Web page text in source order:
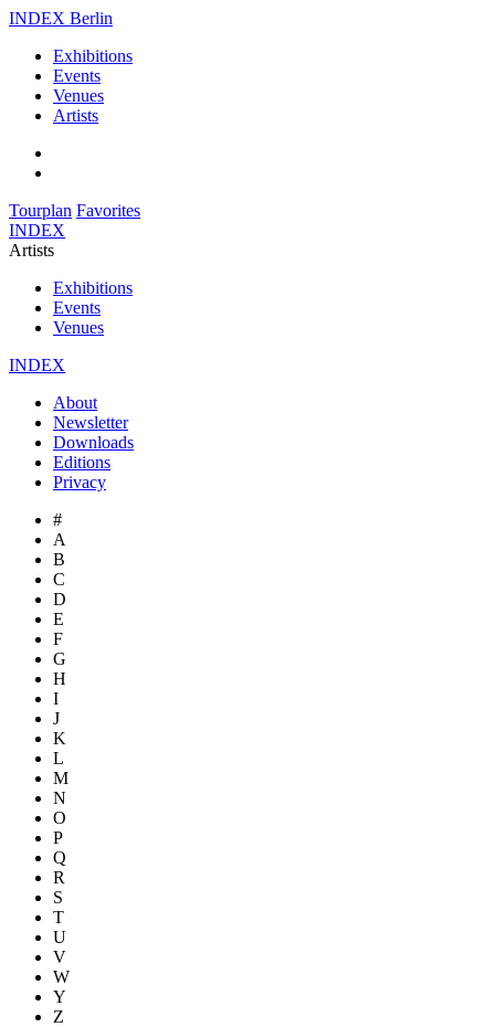
INDEX Berlin
Exhibitions
Events
Venues
Artists
Tourplan Favorites
INDEX
Artists
Exhibitions
Events
Venues
INDEX
About
Newsletter
Downloads
Editions
Privacy
#
A
B
C
D
E
F
G
H
I
J
K
L
M
N
O
P
Q
R
S
T
U
V
W
Y
Z